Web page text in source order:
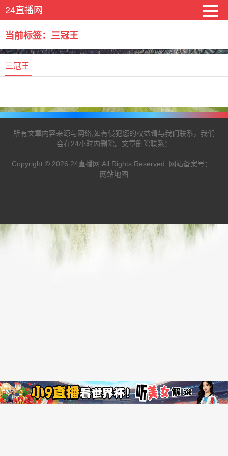
24直播网
当前标签：三冠王
三冠王
所有文章内容来源与网络,如有侵犯您的权益请与我们联系，我们
会在24小时内删除。文章删除联系：
Copyright © 2026 24直播网 All Rights Reserved. 网站备案号：
网站地图